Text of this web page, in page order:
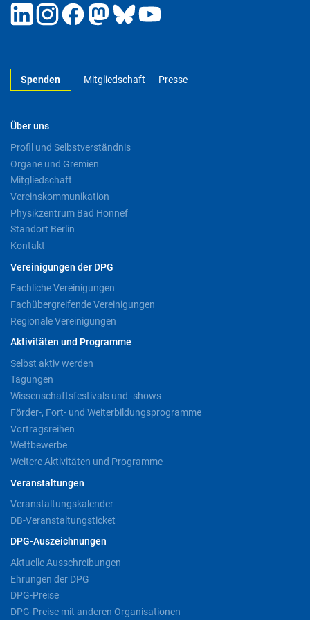
Spenden Mitgliedschaft Presse
Über uns
Profil und Selbstverständnis
Organe und Gremien
Mitgliedschaft
Vereinskommunikation
Physikzentrum Bad Honnef
Standort Berlin
Kontakt
Vereinigungen der DPG
Fachliche Vereinigungen
Fachübergreifende Vereinigungen
Regionale Vereinigungen
Aktivitäten und Programme
Selbst aktiv werden
Tagungen
Wissenschaftsfestivals und -shows
Förder-, Fort- und Weiterbildungsprogramme
Vortragsreihen
Wettbewerbe
Weitere Aktivitäten und Programme
Veranstaltungen
Veranstaltungskalender
DB-Veranstaltungsticket
DPG-Auszeichnungen
Aktuelle Ausschreibungen
Ehrungen der DPG
DPG-Preise
DPG-Preise mit anderen Organisationen